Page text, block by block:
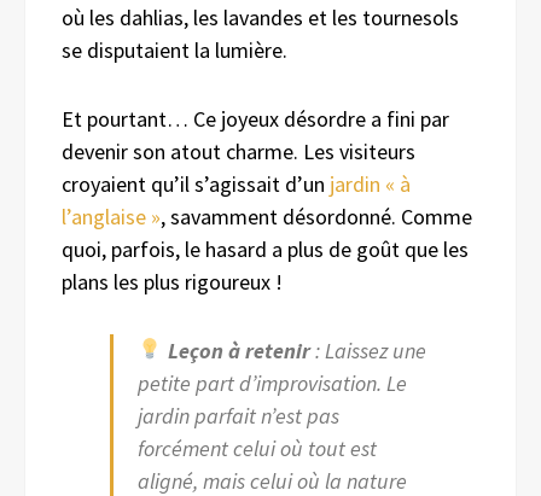
où les dahlias, les lavandes et les tournesols
se disputaient la lumière.
Et pourtant… Ce joyeux désordre a fini par
devenir son atout charme. Les visiteurs
croyaient qu’il s’agissait d’un jardin « à
l’anglaise », savamment désordonné. Comme
quoi, parfois, le hasard a plus de goût que les
plans les plus rigoureux !
Leçon à retenir: Laissez une
petite part d’improvisation. Le
jardin parfait n’est pas
forcément celui où tout est
aligné, mais celui où la nature